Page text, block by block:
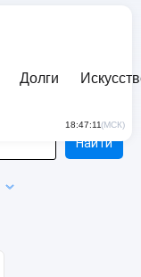
Долги
18:47:11(МСК)
Найти